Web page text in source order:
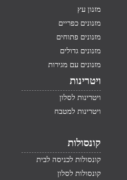
מזנון עץ
מזנונים כפריים
מזנונים פתוחים
מזנונים גדולים
מזנונים עם מגירות
ויטרינות
ויטרינות לסלון
ויטרינות למטבח
קונסולות
קונסולות לכניסה לבית
קונסולות לסלון